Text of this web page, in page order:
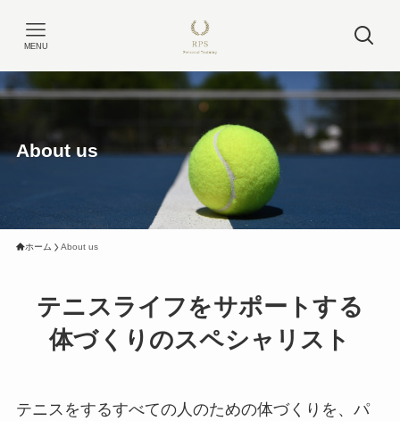
MENU
About us
ホーム About us
テニスライフをサポートする
体づくりのスペシャリスト
テニスをするすべての人のための体づくりを、パ